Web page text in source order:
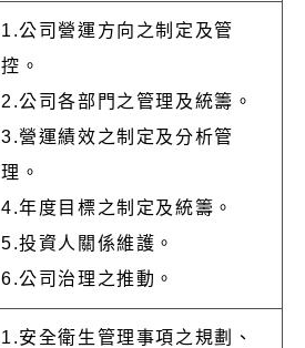
1.公司營運方向之制定及管
控。
2.公司各部門之管理及統籌。
3.營運績效之制定及分析管
理。
4.年度目標之制定及統籌。
5.投資人關係維護。
6.公司治理之推動。
1.安全衛生管理事項之規劃、